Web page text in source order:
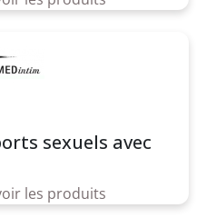
sexuels avec
les produits